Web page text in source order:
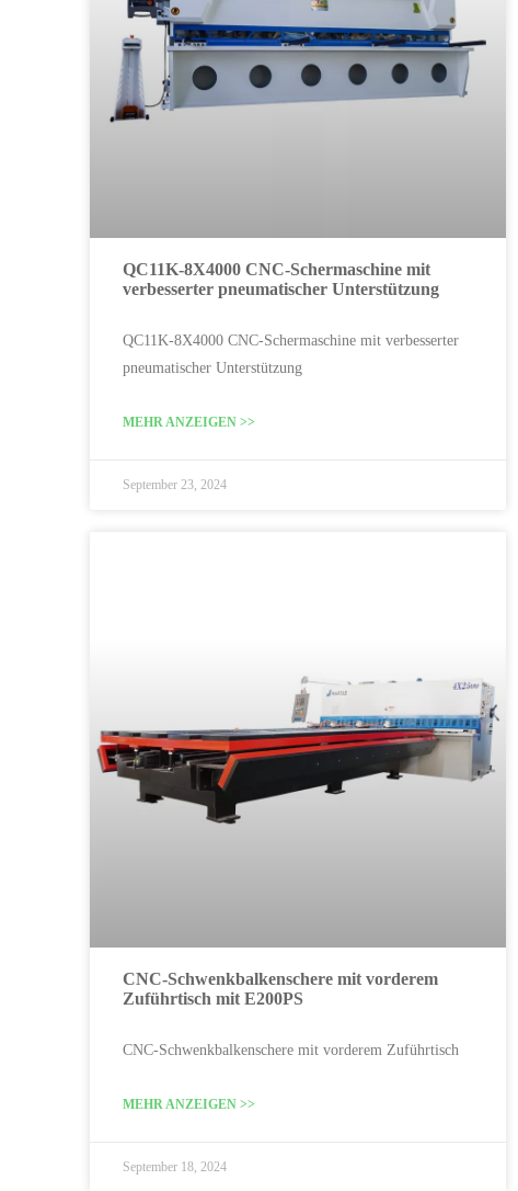
QC11K-8X4000 CNC-Schermaschine mit
verbesserter pneumatischer Unterstützung
QC11K-8X4000 CNC-Schermaschine mit verbesserter
pneumatischer Unterstützung
MEHR ANZEIGEN >>
September 23, 2024
CNC-Schwenkbalkenschere mit vorderem
Zuführtisch mit E200PS
CNC-Schwenkbalkenschere mit vorderem Zuführtisch
MEHR ANZEIGEN >>
September 18, 2024